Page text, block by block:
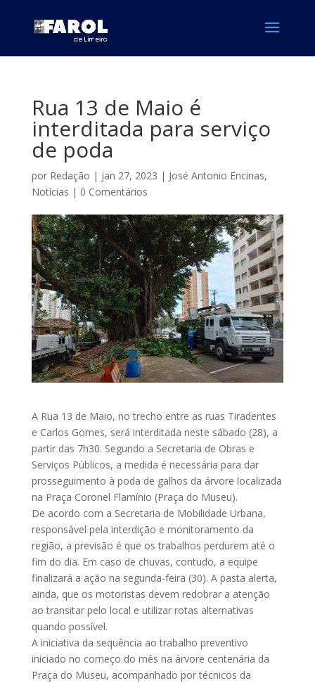
Rua 13 de Maio é
interditada para serviço
de poda
por Redação | jan 27, 2023 | José Antonio Encinas,
Notícias | 0 Comentários
A Rua 13 de Maio, no trecho entre as ruas Tiradentes
e Carlos Gomes, será interditada neste sábado (28), a
partir das 7h30. Segundo a Secretaria de Obras e
Serviços Públicos, a medida é necessária para dar
prosseguimento à poda de galhos da árvore localizada
na Praça Coronel Flamínio (Praça do Museu).
De acordo com a Secretaria de Mobilidade Urbana,
responsável pela interdição e monitoramento da
região, a previsão é que os trabalhos perdurem até o
fim do dia. Em caso de chuvas, contudo, a equipe
finalizará a ação na segunda-feira (30). A pasta alerta,
ainda, que os motoristas devem redobrar a atenção
ao transitar pelo local e utilizar rotas alternativas
quando possível.
A iniciativa da sequência ao trabalho preventivo
iniciado no começo do mês na árvore centenária da
Praça do Museu, acompanhado por técnicos da